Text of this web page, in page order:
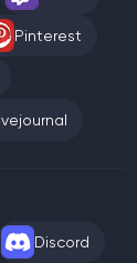
Pinterest
Discord